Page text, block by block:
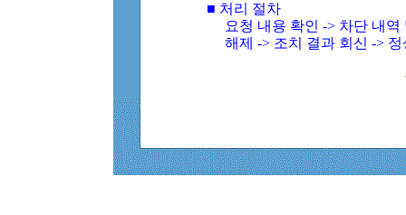
■ 처리 절차
요청 내용 확인 -> 차단 내
해제 -> 조치 결과 회신 ->